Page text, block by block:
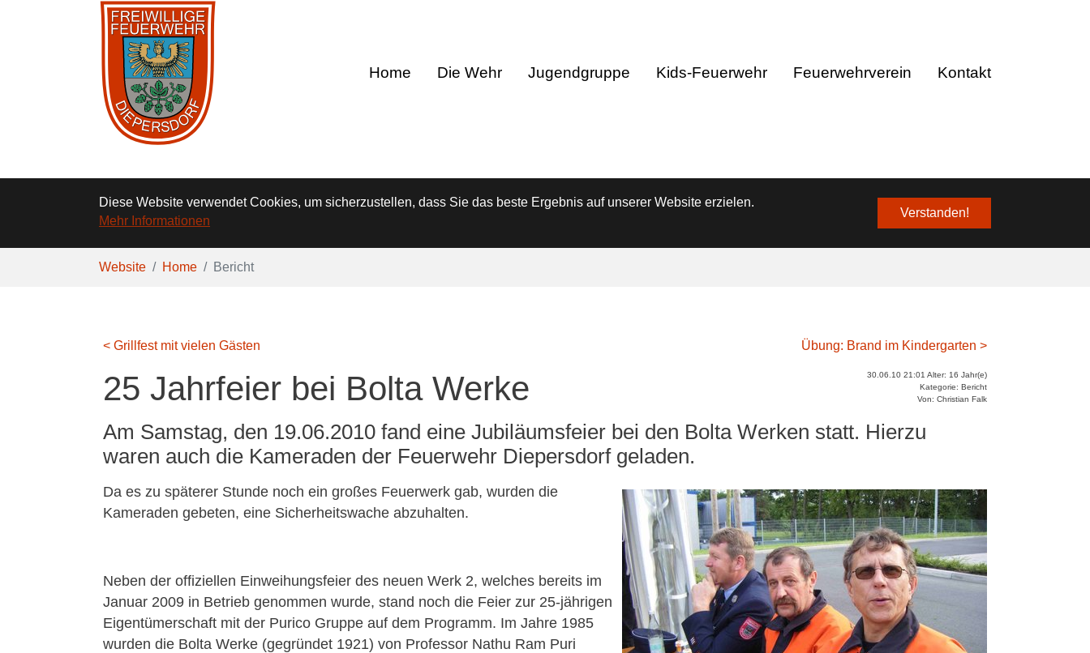
Diese Website verwendet Cookies, um sicherzustellen, dass Sie das beste Ergebnis auf unserer Website erzielen.
Mehr Informationen
Verstanden!
Home Die Wehr Jugendgruppe Kids-Feuerwehr Feuerwehrverein Kontakt
Sie sind hier:
Website Home Bericht
Übung: Brand im Kindergarten >
< Grillfest mit vielen Gästen
30.06.10 21:01 Alter: 16 Jahr(e)
Kategorie: Bericht
Von: Christian Falk
25 Jahrfeier bei Bolta Werke
Am Samstag, den 19.06.2010 fand eine Jubiläumsfeier bei den Bolta Werken statt. Hierzu
waren auch die Kameraden der Feuerwehr Diepersdorf geladen.
Da es zu späterer Stunde noch ein großes Feuerwerk gab, wurden die
Kameraden gebeten, eine Sicherheitswache abzuhalten.
Neben der offiziellen Einweihungsfeier des neuen Werk 2, welches bereits im
Januar 2009 in Betrieb genommen wurde, stand noch die Feier zur 25-jährigen
Eigentümerschaft mit der Purico Gruppe auf dem Programm. Im Jahre 1985
wurden die Bolta Werke (gegründet 1921) von Professor Nathu Ram Puri